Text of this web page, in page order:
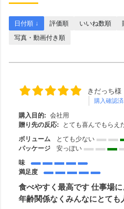
日付順 ↓ 評価順 いいね数順
写真・動画付き順
きだっち様
購入確認
購入目的: 会社用
贈り先の反応:
とても喜んでもらえ
ボリューム
とても少ない
パッケージ
安っぽい
味
満足度
食べやすく最高です 仕事場
年齢関係なくみんなにとても